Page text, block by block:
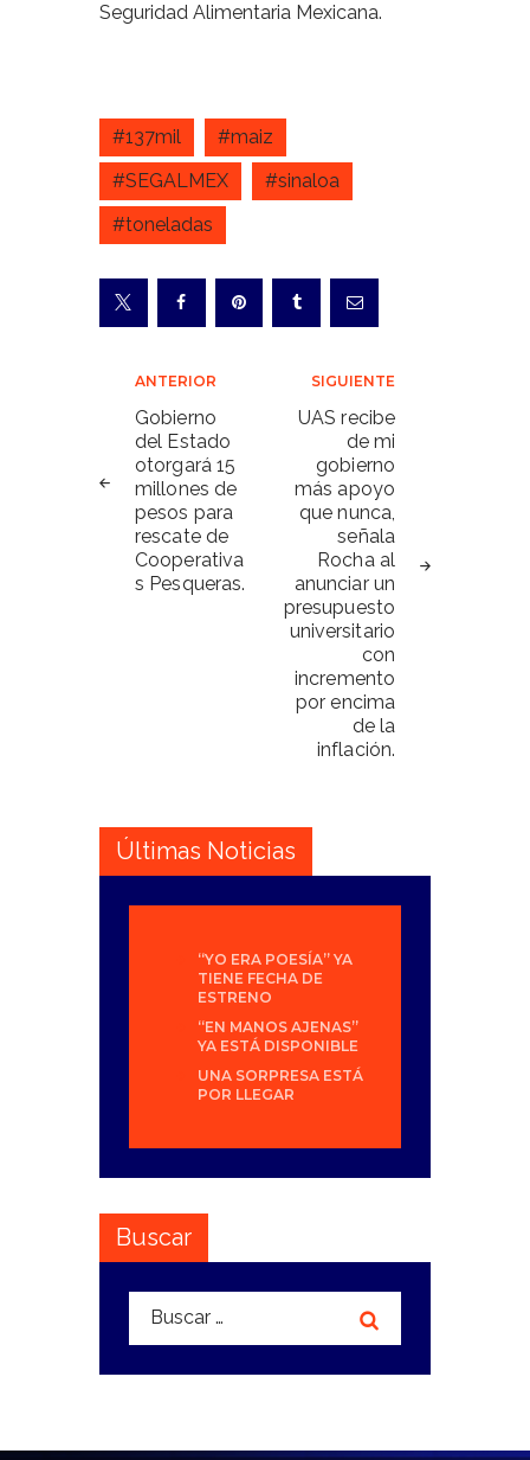
Seguridad Alimentaria Mexicana.
#137mil
#maiz
#SEGALMEX
#sinaloa
#toneladas
Navegación
de
entradas
ANTERIOR
Gobierno
del Estado
otorgará 15
millones de
pesos para
rescate de
Cooperativa
s Pesqueras.
SIGUIENTE
UAS recibe
de mi
gobierno
más apoyo
que nunca,
señala
Rocha al
anunciar un
presupuesto
universitario
con
incremento
por encima
de la
inflación.
Últimas Noticias
“YO ERA POESÍA” YA
TIENE FECHA DE
ESTRENO
“EN MANOS AJENAS”
YA ESTÁ DISPONIBLE
UNA SORPRESA ESTÁ
POR LLEGAR
Buscar
Buscar: